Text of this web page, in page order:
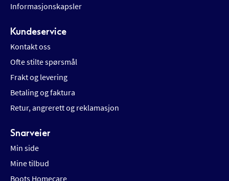
Informasjonskapsler
Kundeservice
Kontakt oss
Ofte stilte spørsmål
Frakt og levering
Betaling og faktura
Retur, angrerett og reklamasjon
Snarveier
Min side
Mine tilbud
Boots Homecare